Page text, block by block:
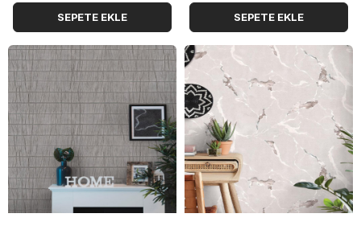
SEPETE EKLE SEPETE EKLE